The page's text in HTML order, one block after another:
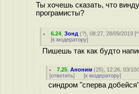
Ты хочешь сказать, что
програмисты?
6.24 ,Зонд (?), 08:27, 28/09/2019 [^
[к модератору]
Пишешь так как будто
7.25 ,Аноним (25), 12:26, 03/
[ответить] [к модератору]
синдром "сперва